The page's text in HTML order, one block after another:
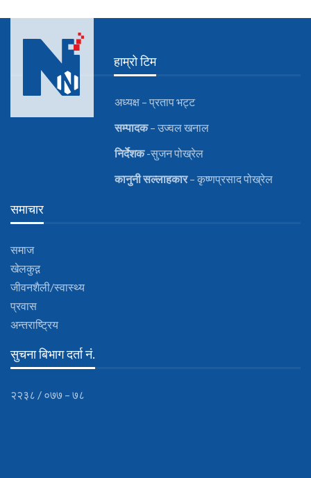
हाम्रो टिम
अध्यक्ष – प्रताप भट्ट
सम्पादक– उज्वल खनाल
निर्देशक-सुजन पोख्रेल
कानुनीसल्लाहकार– कृष्णप्रसाद पोख्रेल
समाचार
समाज
खेलकुद़़
जीवनशैली/स्वास्थ्य
प्रवास
अन्तराष्ट्रिय
सुचना बिभाग दर्ता नं.
२२३८ / ०७७ – ७८